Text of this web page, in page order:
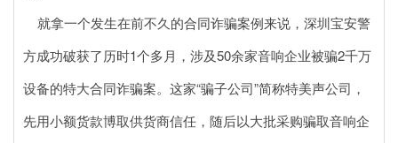
就拿一个发生在前不久的合同诈骗案例来说，深圳宝安警
方成功破获了历时1个多月，涉及50余家音响企业被骗2千万
设备的特大合同诈骗案。这家“骗子公司”简称特美声公司，
先用小额货款博取供货商信任，随后以大批采购骗取音响企